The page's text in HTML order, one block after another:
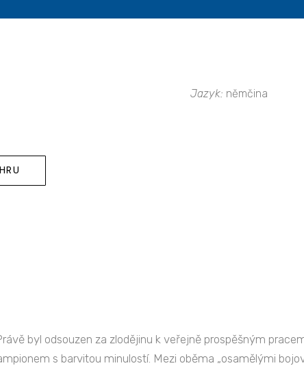
Jazyk: němčina
byl odsouzen za zlodějinu k veřejně prospěšným
s barvitou minulostí. Mezi oběma „osamělými